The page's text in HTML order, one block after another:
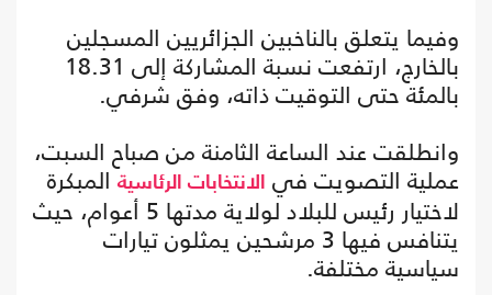
وفيما يتعلق بالناخبين الجزائريين المسجلين
بالخارج، ارتفعت نسبة المشاركة إلى 18.31
بالمئة حتى التوقيت ذاته، وفق شرفي.
وانطلقت عند الساعة الثامنة من صباح السبت،
عملية التصويت في الانتخابات الرئاسيةالمبكرة
لاختيار رئيس للبلاد لولاية مدتها 5 أعوام، حيث
يتنافس فيها 3 مرشحين يمثلون تيارات
سياسية مختلفة.